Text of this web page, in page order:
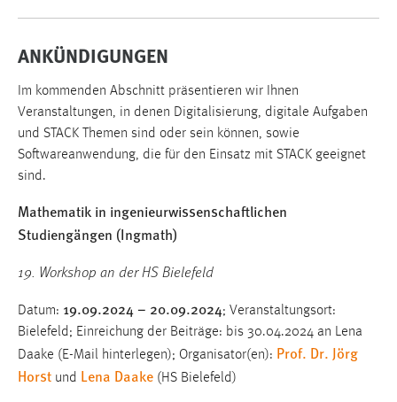
ANKÜNDIGUNGEN
Im kommenden Abschnitt präsentieren wir Ihnen
Veranstaltungen, in denen Digitalisierung, digitale Aufgaben
und STACK Themen sind oder sein können, sowie
Softwareanwendung, die für den Einsatz mit STACK geeignet
sind.
Mathematik in ingenieurwissenschaftlichen
Studiengängen (Ingmath)
19. Workshop an der HS Bielefeld
Datum: 19.09.2024 – 20.09.2024; Veranstaltungsort:
Bielefeld; Einreichung der Beiträge: bis 30.04.2024 an Lena
Daake (E-Mail hinterlegen); Organisator(en): Prof. Dr. Jörg
Horst und Lena Daake (HS Bielefeld)